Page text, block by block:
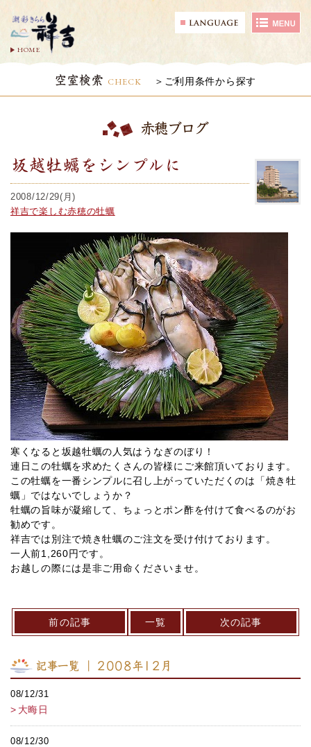
HOME
空室検索 CHECK ご利用条件から探す
赤穂ブログ
坂越牡蠣をシンプルに
2008/12/29(月)
祥吉で楽しむ赤穂の牡蠣
寒くなると坂越牡蠣の人気はうなぎのぼり！
連日この牡蠣を求めたくさんの皆様にご来館頂いております。
この牡蠣を一番シンプルに召し上がっていただくのは「焼き牡
蠣」ではないでしょうか？
牡蠣の旨味が凝縮して、ちょっとポン酢を付けて食べるのがお
勧めです。
祥吉では別注で焼き牡蠣のご注文を受け付けております。
一人前1,260円です。
お越しの際には是非ご用命くださいませ。
前の記事 一覧 次の記事
記事一覧 ｜ 2008年12月
08/12/31
大晦日
08/12/30